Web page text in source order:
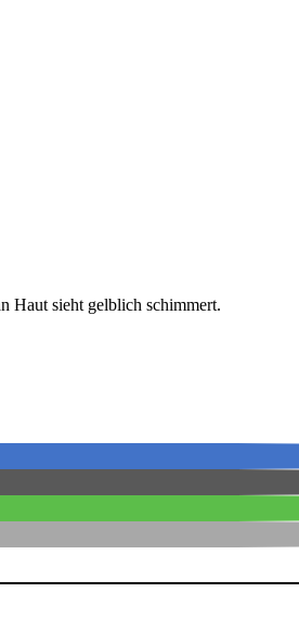
Haut sieht gelblich schimmert.